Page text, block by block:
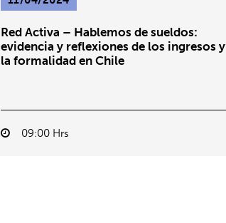
Red Activa – Hablemos de sueldos:
evidencia y reflexiones de los ingresos y
la formalidad en Chile
09:00 Hrs